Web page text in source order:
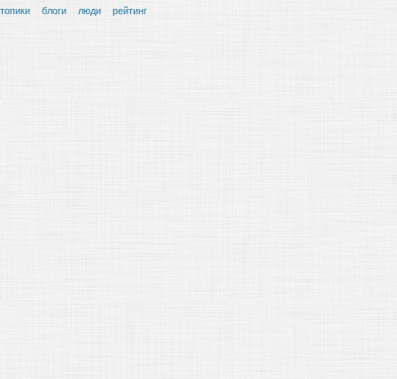
топики блоги люди рейтинг